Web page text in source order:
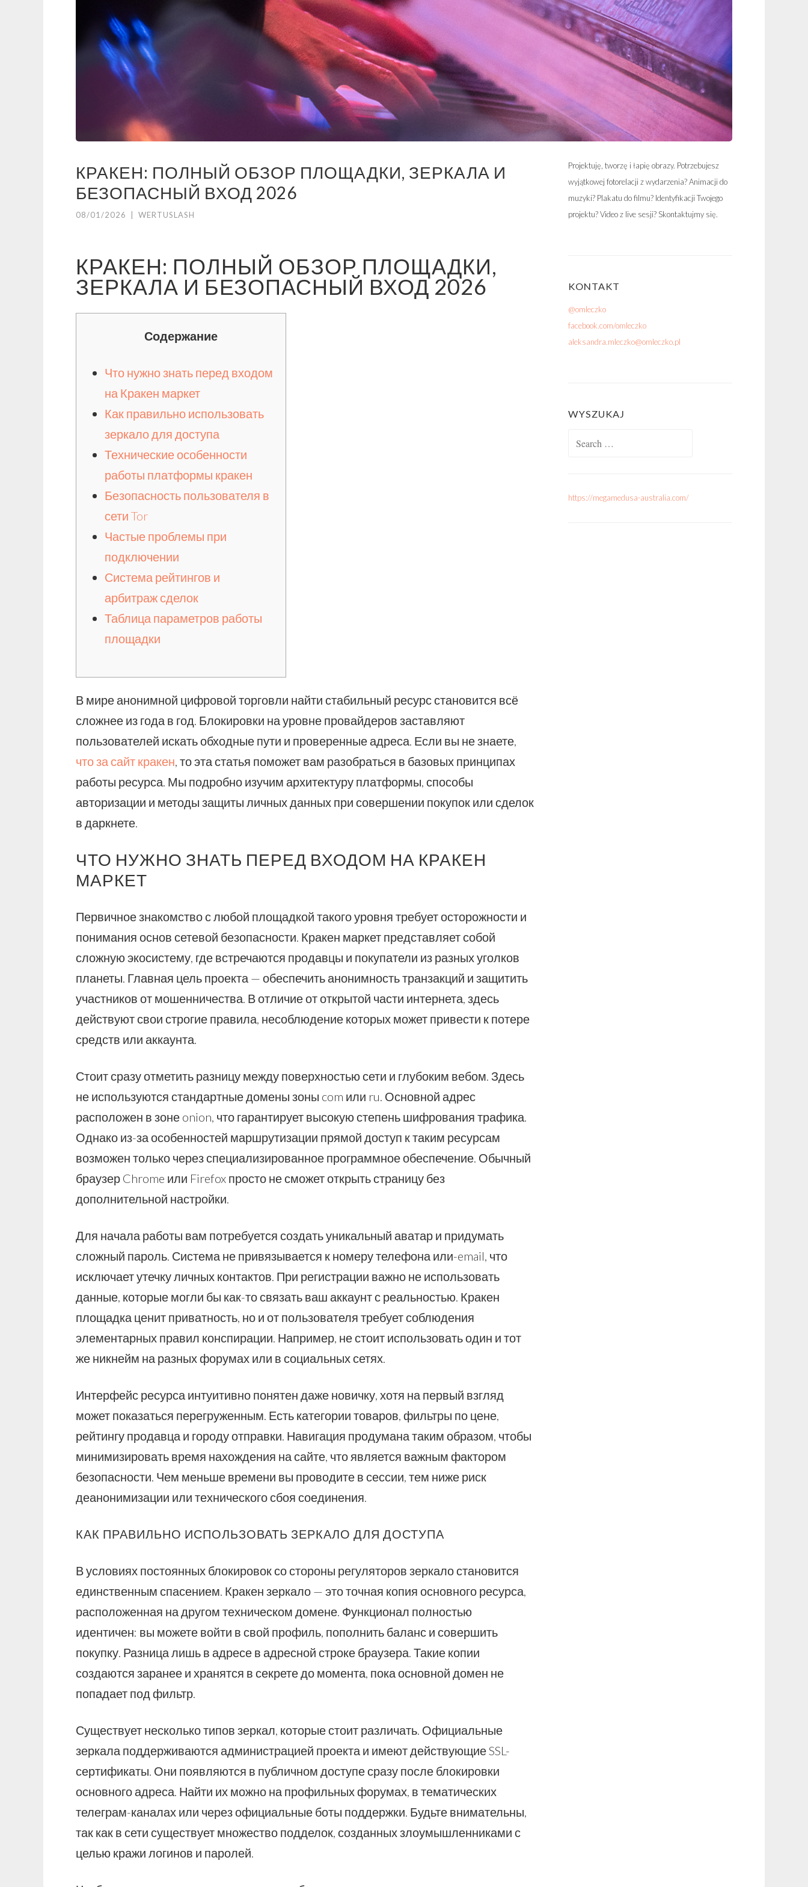
КРАКЕН: ПОЛНЫЙ ОБЗОР ПЛОЩАДКИ, ЗЕРКАЛА И
БЕЗОПАСНЫЙ ВХОД 2026
08/01/2026 WERTUSLASH
КРАКЕН: ПОЛНЫЙ ОБЗОР ПЛОЩАДКИ,
ЗЕРКАЛА И БЕЗОПАСНЫЙ ВХОД 2026
Содержание
Что нужно знать перед входом
на Кракен маркет
Как правильно использовать
зеркало для доступа
Технические особенности
работы платформы кракен
Безопасность пользователя в
сети Tor
Частые проблемы при
подключении
Система рейтингов и
арбитраж сделок
Таблица параметров работы
площадки
В мире анонимной цифровой торговли найти стабильный ресурс становится всё
сложнее из года в год. Блокировки на уровне провайдеров заставляют
пользователей искать обходные пути и проверенные адреса. Если вы не знаете,
что за сайт кракен, то эта статья поможет вам разобраться в базовых принципах
работы ресурса. Мы подробно изучим архитектуру платформы, способы
авторизации и методы защиты личных данных при совершении покупок или сделок
в даркнете.
ЧТО НУЖНО ЗНАТЬ ПЕРЕД ВХОДОМ НА КРАКЕН
МАРКЕТ
Первичное знакомство с любой площадкой такого уровня требует осторожности и
понимания основ сетевой безопасности. Кракен маркет представляет собой
сложную экосистему, где встречаются продавцы и покупатели из разных уголков
планеты. Главная цель проекта — обеспечить анонимность транзакций и защитить
участников от мошенничества. В отличие от открытой части интернета, здесь
действуют свои строгие правила, несоблюдение которых может привести к потере
средств или аккаунта.
Стоит сразу отметить разницу между поверхностью сети и глубоким вебом. Здесь
не используются стандартные домены зоны com или ru. Основной адрес
расположен в зоне onion, что гарантирует высокую степень шифрования трафика.
Однако из-за особенностей маршрутизации прямой доступ к таким ресурсам
возможен только через специализированное программное обеспечение. Обычный
браузер Chrome или Firefox просто не сможет открыть страницу без
дополнительной настройки.
Для начала работы вам потребуется создать уникальный аватар и придумать
сложный пароль. Система не привязывается к номеру телефона или-email, что
исключает утечку личных контактов. При регистрации важно не использовать
данные, которые могли бы как-то связать ваш аккаунт с реальностью. Кракен
площадка ценит приватность, но и от пользователя требует соблюдения
элементарных правил конспирации. Например, не стоит использовать один и тот
же никнейм на разных форумах или в социальных сетях.
Интерфейс ресурса интуитивно понятен даже новичку, хотя на первый взгляд
может показаться перегруженным. Есть категории товаров, фильтры по цене,
рейтингу продавца и городу отправки. Навигация продумана таким образом, чтобы
минимизировать время нахождения на сайте, что является важным фактором
безопасности. Чем меньше времени вы проводите в сессии, тем ниже риск
деанонимизации или технического сбоя соединения.
КАК ПРАВИЛЬНО ИСПОЛЬЗОВАТЬ ЗЕРКАЛО ДЛЯ ДОСТУПА
В условиях постоянных блокировок со стороны регуляторов зеркало становится
единственным спасением. Кракен зеркало — это точная копия основного ресурса,
расположенная на другом техническом домене. Функционал полностью
идентичен: вы можете войти в свой профиль, пополнить баланс и совершить
покупку. Разница лишь в адресе в адресной строке браузера. Такие копии
создаются заранее и хранятся в секрете до момента, пока основной домен не
попадает под фильтр.
Существует несколько типов зеркал, которые стоит различать. Официальные
зеркала поддерживаются администрацией проекта и имеют действующие SSL-
сертификаты. Они появляются в публичном доступе сразу после блокировки
основного адреса. Найти их можно на профильных форумах, в тематических
телеграм-каналах или через официальные боты поддержки. Будьте внимательны,
так как в сети существует множество подделок, созданных злоумышленниками с
целью кражи логинов и паролей.
Projektuję, tworzę i łapię obrazy. Potrzebujesz
wyjątkowej fotorelacji z wydarzenia? Animacji do
muzyki? Plakatu do filmu? Identyfikacji Twojego
projektu? Video z live sesji? Skontaktujmy się.
KONTAKT
@omleczko
facebook.com/omleczko
aleksandra.mleczko@omleczko.pl
WYSZUKAJ
https://megamedusa-australia.com/